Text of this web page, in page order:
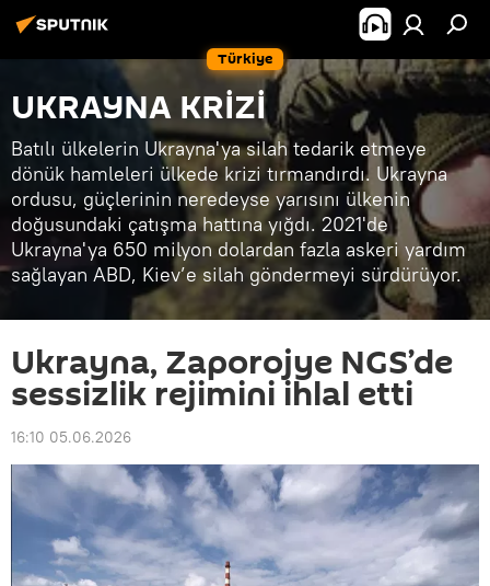
Türkiye
UKRAYNA KRİZİ
Batılı ülkelerin Ukrayna'ya silah tedarik etmeye
dönük hamleleri ülkede krizi tırmandırdı. Ukrayna
ordusu, güçlerinin neredeyse yarısını ülkenin
doğusundaki çatışma hattına yığdı. 2021'de
Ukrayna'ya 650 milyon dolardan fazla askeri yardım
sağlayan ABD, Kiev’e silah göndermeyi sürdürüyor.
Ukrayna, Zaporojye NGS’de
sessizlik rejimini ihlal etti
16:10 05.06.2026